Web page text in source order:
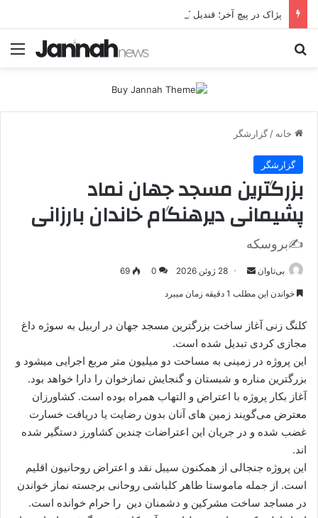
خانه / گزارشگر
گزارشگر
بزرگترین مسجد جهان نماد
پشیمانی دیرهنگام خاندان بارزانی
✍بروسکه
بی‌تاوان
ر
ل
28 ژوئن 2026 0
69
خواندن این مطلب 1 دقیقه زمان میبرد
کلنگ زنی آغاز ساخت بزرگترین مسجد جهان در اربیل به سوژه داغ
مجازی کردی تبدیل شده است.
این پروژه در زمینی به مساحت دو میلیون متر مربع اجرایی میشود و
بزرگترین مناره و شبستان و گنجایش نمازخوان را دارا خواهد بود.
آغاز بکار پروژه با اعتراض و التهاب همراه بوده است. کشاورزان
معترض می‌گویند زمین های آنان بدون رضایت یا دریافت خسارت
غضب شده و در جریان این اعتراضات چندین کشاورز دستگیر شده
اند.
این پروژه جنجالی از همکنون سیبل نقد و اعتراض روحانیون اقلیم
است. از جمله ماموستا طاهر کلباشی روحانی برجسته نماز خواندن
در مساجد ساخت مشرکین و دشمنان دین را حرام خوانده است.